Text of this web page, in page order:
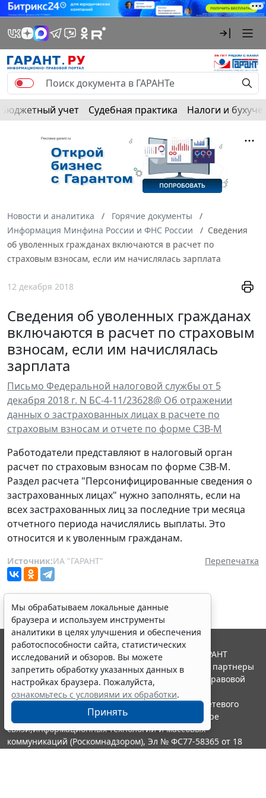
Бюджетный учет Судебная практика Налоги и
Новости и аналитика
Горячие документы
Информация Минфина России и ФНС России
Сведения
об уволенных гражданах включаются в расчет по
страховым взносам, если им начислялась зарплата
12 декабря 2018
Сведения об уволенных гражданах
включаются в расчет по страховым
взносам, если им начислялась
зарплата
Письмо Федеральной налоговой службы от 5
декабря 2018 г. N БС-4-11/23628@ Об отражении
данных о застрахованных лицах в расчете по
страховым взносам и отчете по форме СЗВ-М
Работодатели представляют в налоговый орган
расчет по страховым взносам по форме СЗВ-М.
Раздел расчета "Персонифицированные сведения о
застрахованных лицах" нужно заполнять, если на
всех застрахованных лиц за последние три месяца
отчетного периода начислялись выплаты. Это
относится и к уволенным гражданам.
Источник:ИА "ГАРАНТ" Перепечатка
Мы обрабатываем локальные данные
браузера и используем инструменты
аналитики в целях улучшения и обеспечения
работоспособности сайта, статистических
исследований и обзоров. Вы можете
запретить обработку указанных данных в
настройках браузера. Пожалуйста,
ознакомьтесь с условиями их обработки.
Принять
© ООО "НПП "ГАРАНТ-СЕРВИС", 2026. Система ГАРАНТ
выпускается с 1990 года. Компания "Гарант" и ее партнеры
являются участниками Российской ассоциации правовой
информации ГАРАНТ.
Портал ГАРАНТ.РУ зарегистрирован в качестве сетевого
издания Федеральной службой по надзору в сфере
связи,информационных технологий и массовых
коммуникаций (Роскомнадзором), Эл № ФС77-58365 от 18